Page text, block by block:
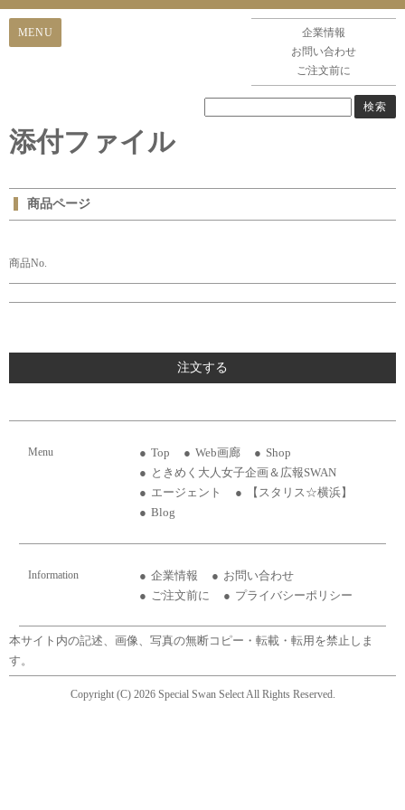
企業情報
お問い合わせ
ご注文前に
添付ファイル
商品ページ
商品No.
注文する
Menu Top Web画廊
Shop
ときめく大人女子企画＆広報SWAN
エージェント
【スタリス☆横浜】
Blog
Information 企業情報
お問い合わせ
ご注文前に
プライバシーポリシー
本サイト内の記述、画像、写真の無断コピー・転載・転用を禁止しま
す。
Copyright (C) 2026 Special Swan Select All Rights Reserved.